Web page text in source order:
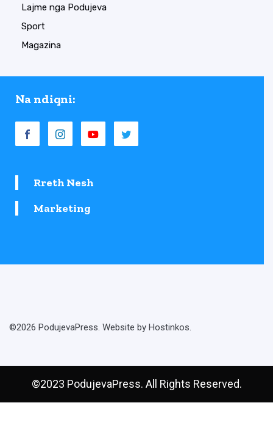
Lajme nga Podujeva
Sport
Magazina
Na ndiqni:
Rreth Nesh
Marketing
©2026 PodujevaPress. Website by Hostinkos.
©2023 PodujevaPress. All Rights Reserved.